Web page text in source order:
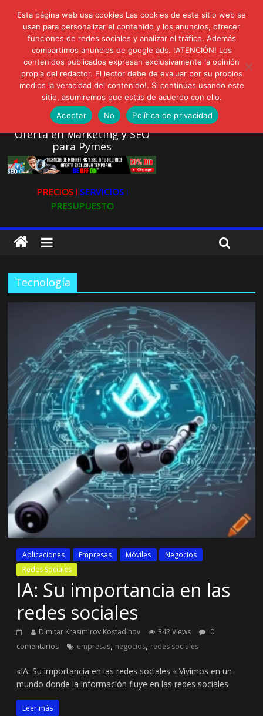
lunes, agosto 3, 2026
Novedades:
LIVAM estrena Agua de Sal
Ultravioleta Radio, Cómo una radio sin fines comerciales
conquistó a miles de oyentes
IA: Su importancia en las redes sociales
Gravatar: Tu Huella Digital en las Redes Sociales
AVISPEX PLUS FORTE Bioeffitech y Protección natural sin
dañar el entorno
Oferta en Marketing y SEO
para Pymes
PRECIOS ǀ SERVICIOS ǀ
PRESUPUESTO
Tecnología
Aplicaciones Empresas Móviles
Negocios
Redes Sociales
IA: Su importancia en las
redes sociales
Dimitar Krasimirov Kostadinov 342 Views
0
comentarios
empresas, negocios, redes sociales
«IA: Su importancia en las redes sociales « Vivimos en un
mundo donde la información fluye en las redes sociales
Leer más
Esta página web usa cookies Las cookies de este sitio web se
usan para personalizar el contenido y los anuncios, ofrecer
funciones de redes sociales y analizar el tráfico. Además
compartimos anuncios de google ads. !ATENCIÓN! Los
contenidos publicados expresan exclusivamente la opinión
propia del redactor. El lector debe de evaluar por su propios
medios la veracidad del contenido!. Si continúas usando este
sitio, asumiremos que estás de acuerdo con ello.
Aceptar
No Política de privacidad